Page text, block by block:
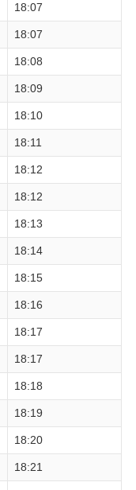
18:07
18:07
18:08
18:09
18:10
18:11
18:12
18:12
18:13
18:14
18:15
18:16
18:17
18:17
18:18
18:19
18:20
18:21